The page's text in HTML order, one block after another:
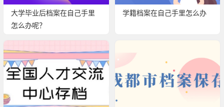
大学毕业后档案在自己手里
怎么办呢？
学籍档案在自己手里怎么办